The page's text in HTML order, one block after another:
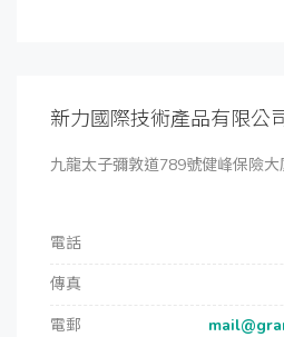
新力國際技術產品有限公
九龍太子彌敦道789號健峰保險
電話
傳真
電郵